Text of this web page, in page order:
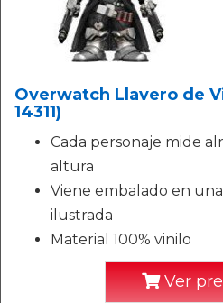
Overwatch Llavero de
14311)
Cada personaje mide
altura
Viene embalado en
ilustrada
Material 100% vinilo
Ver